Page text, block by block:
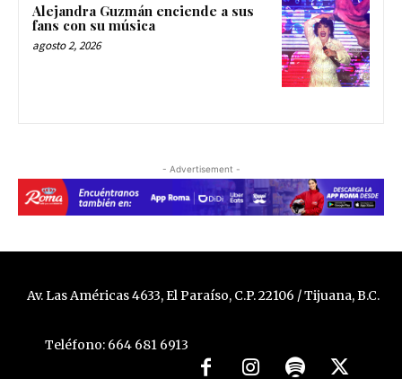
Alejandra Guzmán enciende a sus
fans con su música
agosto 2, 2026
- Advertisement -
Av. Las Américas 4633, El Paraíso, C.P. 22106 / Tijuana, B.C.
Teléfono: 664 681 6913